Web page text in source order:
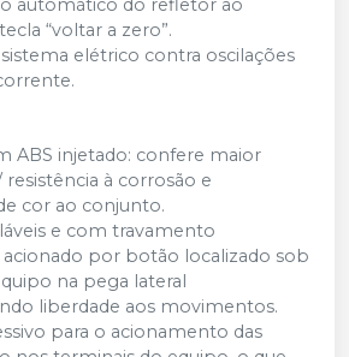
automático do refletor ao
“voltar a zero”.
elétrico contra oscilações
ABS injetado: confere maior
resistência à corrosão e
cor ao conjunto.
e com travamento
por botão localizado sob
na pega lateral
liberdade aos movimentos.
para o acionamento das